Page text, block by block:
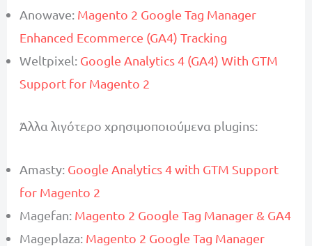
Anowave: Magento 2 Google Tag Manager
Enhanced Ecommerce (GA4) Tracking
Weltpixel: Google Analytics 4 (GA4) With GTM
Support for Magento 2
Άλλα λιγότερο χρησιμοποιούμενα plugins:
Amasty: Google Analytics 4 with GTM Support
for Magento 2
Magefan: Magento 2 Google Tag Manager & GA4
Mageplaza: Magento 2 Google Tag Manager